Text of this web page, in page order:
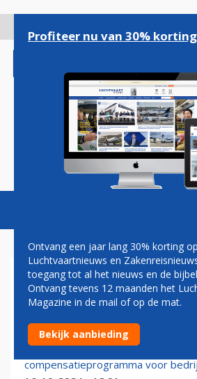
gaan
Magazine Podcasts
SCHIPHOL TRAVEL
INTERNATIONAL
Schiphol Travel lanceert Nederlands
compensatieprogramma voor
Profiteer nu van 30% korting
Ontvang een jaar lang 30% korting
Luchtvaartnieuws en
toegang tot al het nieuws en de
Ontvang tevens 12 maanden het
Magazine in de mail of op de mat.
Bekijk aanbieding